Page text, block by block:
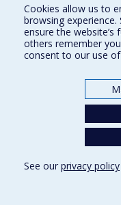
Find us
Site map
Accessibility
Cookies allow us to
browsing
ensure the website’s
others remember
consent to our use
See our privacy policy